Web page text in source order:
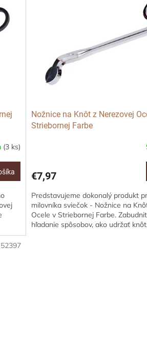
(3 ks)
Nožnice na Knôt z Nerezovej
Striebornej Farbe
€7,97
Predstavujeme dokonalý produkt
milovníka sviečok - Nožnice na
Ocele v Striebornej Farbe.
hľadanie spôsobov, ako udržať
52397